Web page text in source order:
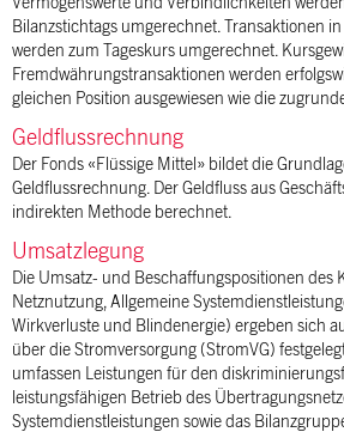
Vermögenswerte und Verbindlichkeiten
Bilanzstichtags umgerechnet. Transaktionen
werden zum Tageskurs umgerechnet.
Fremdwährungstransaktionen werden
gleichen Position ausgewiesen wie die
Geldflussrechnung
Der Fonds «Flüssige Mittel» bildet die
Geldflussrechnung. Der Geldfluss aus
indirekten Methode berechnet.
Umsatzlegung
Die Umsatz- und Beschaffungspositionen des
Netznutzung, Allgemeine
Wirkverluste und Blindenergie) ergeben sich
über die Stromversorgung (StromVG)
umfassen Leistungen für den
leistungsfähigen Betrieb des
Systemdienstleistungen sowie das